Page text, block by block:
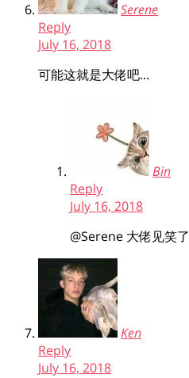
Serene
Reply
July 16, 2018
可能这就是大佬吧...
Bin
Reply
July 16, 2018
@Serene 大佬见笑了
Ken
Reply
July 16, 2018